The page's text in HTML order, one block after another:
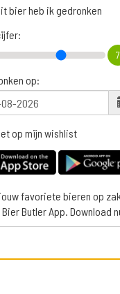
bier heb ik gedronken
7
op:
op mijn wishlist
favoriete bieren op
Butler App. Download